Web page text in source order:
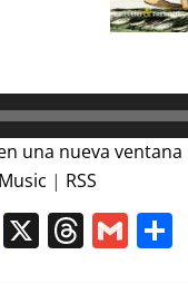
una nueva ventana
| RSS
W X T G